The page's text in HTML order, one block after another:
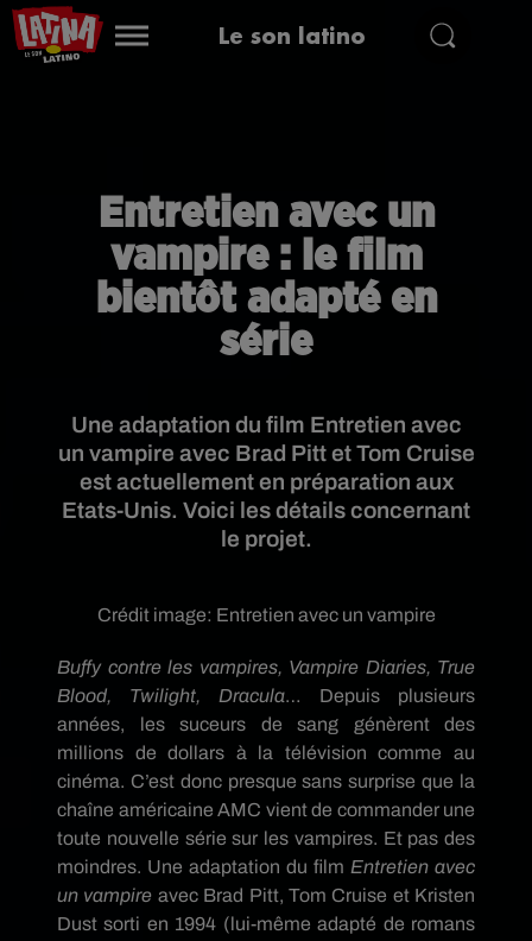
Le son latino
Entretien avec un
vampire : le film
bientôt adapté en
série
Une adaptation du film Entretien avec
un vampire avec Brad Pitt et Tom Cruise
est actuellement en préparation aux
Etats-Unis. Voici les détails concernant
le projet.
Crédit image: Entretien avec un vampire
Buffy contre les vampires, Vampire Diaries, True
Blood, Twilight, Dracula… Depuis plusieurs
années, les suceurs de sang génèrent des
millions de dollars à la télévision comme au
cinéma. C’est donc presque sans surprise que la
chaîne américaine AMC vient de commander une
toute nouvelle série sur les vampires. Et pas des
moindres. Une adaptation du film Entretien avec
un vampire avec Brad Pitt, Tom Cruise et Kristen
Dust sorti en 1994 (lui-même adapté de romans